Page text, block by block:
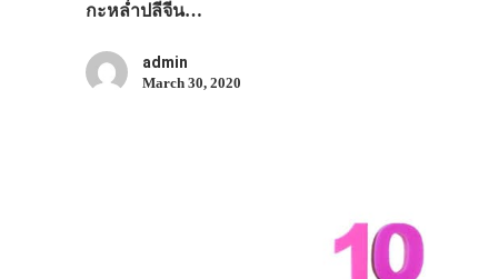
กะหล่ำปลีจีน…
admin
March 30, 2020